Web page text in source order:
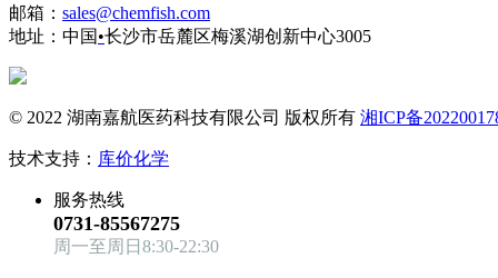
邮箱： sales@chemfish.com
地址：中国•长沙市岳麓区梅溪湖创新中心3005
© 2022 湖南嘉航医药科技有限公司 版权所有 湘ICP备
技术支持： 库价化学
服务热线
0731-85567275
周一至周日8:30-22:30